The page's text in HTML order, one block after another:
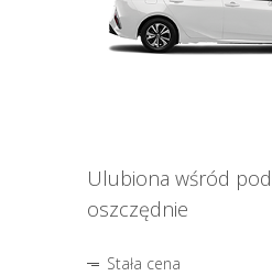
Ulubiona wśród
oszczędnie
Stała cena